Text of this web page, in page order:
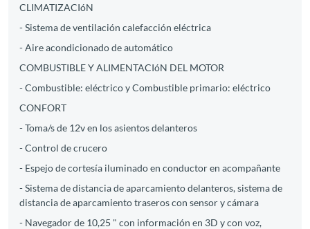
CLIMATIZACIóN
- Sistema de ventilación calefacción eléctrica
- Aire acondicionado de automático
COMBUSTIBLE Y ALIMENTACIóN DEL MOTOR
- Combustible: eléctrico y Combustible primario: eléctrico
CONFORT
- Toma/s de 12v en los asientos delanteros
- Control de crucero
- Espejo de cortesía iluminado en conductor en acompañante
- Sistema de distancia de aparcamiento delanteros, sistema de
distancia de aparcamiento traseros con sensor y cámara
- Navegador de 10,25 " con información en 3D y con voz,